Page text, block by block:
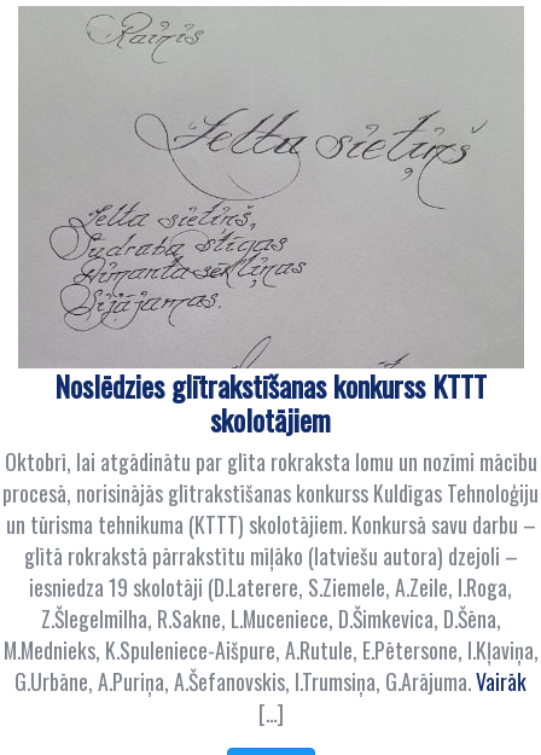
Noslēdzies glītrakstīšanas konkurss KTTT
skolotājiem
Oktobrī, lai atgādinātu par glīta rokraksta lomu un nozīmi mācību
procesā, norisinājās glītrakstīšanas konkurss Kuldīgas Tehnoloģiju
un tūrisma tehnikuma (KTTT) skolotājiem. Konkursā savu darbu –
glītā rokrakstā pārrakstītu mīļāko (latviešu autora) dzejoli –
iesniedza 19 skolotāji (D.Laterere, S.Ziemele, A.Zeile, I.Roga,
Z.Šlegelmilha, R.Sakne, L.Muceniece, D.Šimkevica, D.Šēna,
M.Mednieks, K.Spuleniece-Aišpure, A.Rutule, E.Pētersone, I.Kļaviņa,
G.Urbāne, A.Puriņa, A.Šefanovskis, I.Trumsiņa, G.Arājuma.Vairāk
[…]